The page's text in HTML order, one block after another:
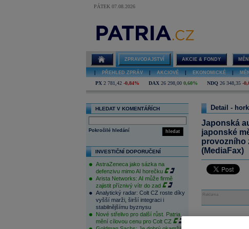
PÁTEK 07.08.2026
ZPRAVODAJSTVÍ AKCIE & FONDY
PŘEHLED ZPRÁV AKCIOVÉ EKONOMICKÉ
PX 2 781,42 -0,84% DAX 26 298,00 0,60% NDQ 26 348,35 -
HLEDAT V KOMENTÁŘÍCH
hledat
Pokročilé hledání
INVESTIČNÍ DOPORUČENÍ
AstraZeneca jako sázka na
defenzivu mimo AI horečku
Arista Networks: AI může firmě
zajistit příznivý vítr do zad
Analytický radar: Colt CZ roste díky
vyšší marži, širší integraci i
stabilnějšímu byznysu
Nové střelivo pro další růst. Patria
mění cílovou cenu pro Colt CZ
Detail -
Japonská
japonské
provozního
(MediaFax)
Reklama